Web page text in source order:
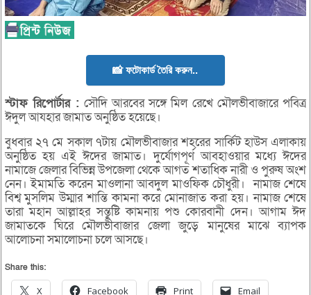
📸 ফটোকার্ড তৈরি করুন..
স্টাফরিপোর্টার : সৌদি আরবের সঙ্গে মিল রেখে মৌলভীবাজারে পবিত্র
ঈদুল আযহার জামাত অনুষ্ঠিত হয়েছে।
বুধবার ২৭ মে সকাল ৭টায় মৌলভীবাজার শহরের সার্কিট হাউস এলাকায়
অনুষ্ঠিত হয় এই ঈদের জামাত। দুর্যোগপূর্ণ আবহাওয়ার মধ্যে ঈদের
নামাজে জেলার বিভিন্ন উপজেলা থেকে আগত শতাধিক নারী ও পুরুষ অংশ
নেন। ইমামতি করেন মাওলানা আবদুল মাওফিক চৌধুরী। নামাজ শেষে
বিশ্ব মুসলিম উম্মার শান্তি কামনা করে মোনাজাত করা হয়। নামাজ শেষে
তারা মহান আল্লাহর সন্তুষ্টি কামনায় পশু কোরবানী দেন। আগাম ঈদ
জামাতকে ঘিরে মৌলভীবাজার জেলা জুড়ে মানুষের মাঝে ব্যাপক
আলোচনা সমালোচনা চলে আসছে।
Share this:
X Facebook Print Email